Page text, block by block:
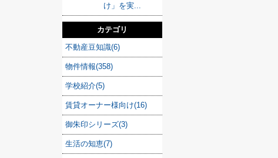
け」を実...
カテゴリ
不動産豆知識(6)
物件情報(358)
学校紹介(5)
賃貸オーナー様向け(16)
御朱印シリーズ(3)
生活の知恵(7)